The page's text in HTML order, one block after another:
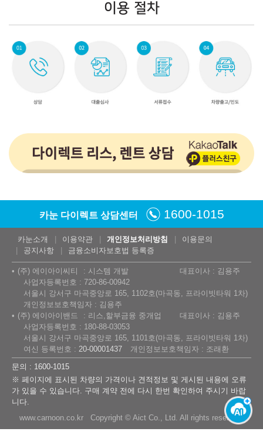
이용 절차
카눈 다이렉트 상담센터 1600-1015
카눈소개 이용약관 개인정보처리방침
이용문의
공지사항
금융소비자보호법 등록증
(주) 에이아이씨티 시스템 개발
대표이사 : 김용주
사업자등록번호 : 720-86-00942
서울시 강서구 마곡중앙로 165, 1102호(마곡동, 프라이빗타워 1차)
개인정보보호책임자 : 김용주
(주) 에이아이밴드
리스,할부금융 중개업
대표이사 : 김용주
사업자등록번호 : 180-88-03053
서울시 강서구 마곡중앙로 165, 1101호(마곡동, 프라이빗타워 1차)
여신 등록번호 : 20-00001437
개인정보보호책임자 : 조래환
문의 : 1600-1015
※ 페이지에 표시된 차량의 가격이나 견적정보 및 게시된 내용에 오류
가 있을 수 있습니다. 구매 계약 전에 다시 한번 확인하여 주시기 바랍
니다.
www.carnoon.co.kr Copyright © Aict Co., Ltd. All rights reserved.